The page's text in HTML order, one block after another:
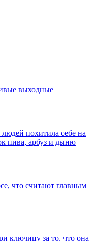
выходные
похитила себе на
пива, арбуз и дыню
что считают главным
ключицу за то, что она